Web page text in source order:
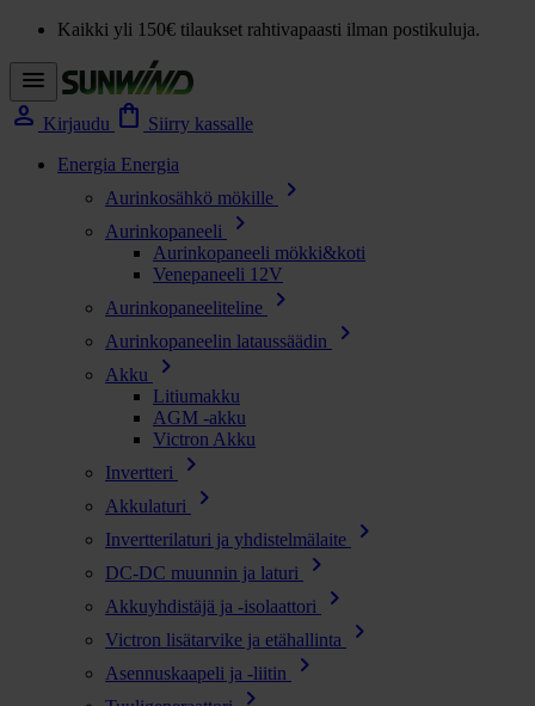
Kaikki yli 150€ tilaukset rahtivapaasti ilman postikuluja.
menu
person Kirjaudu shopping_bag Siirry kassalle
Energia Energia
Aurinkosähkö mökille
chevron_right
Aurinkopaneeli chevron_right
Aurinkopaneeli mökki&koti
Venepaneeli 12V
Aurinkopaneeliteline
chevron_right
Aurinkopaneelin lataussäädin chevron_right
Akku chevron_right
Litiumakku
AGM -akku
Victron Akku
Invertteri
chevron_right
Akkulaturi chevron_right
Invertterilaturi ja yhdistelmälaite chevron_right
DC-DC muunnin ja laturi chevron_right
Akkuyhdistäjä ja -isolaattori chevron_right
Victron lisätarvike ja etähallinta chevron_right
Asennuskaapeli ja -liitin chevron_right
chevron_right